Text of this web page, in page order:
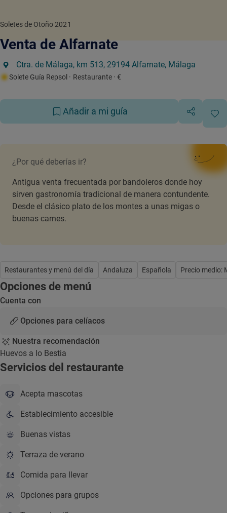
Soletes de Otoño 2021
Venta de Alfarnate
Ctra. de Málaga, km 513, 29194 Alfarnate, Málaga
Solete Guía Repsol · Restaurante · €
Añadir a mi guía
¿Por qué deberías ir?
Antigua venta frecuentada por bandoleros donde hoy
sirven gastronomía tradicional de manera contundente.
Desde el clásico plato de los montes a unas migas o
buenas carnes.
Restaurantes y menú del día Andaluza Española Precio medio:
Opciones de menú
Cuenta con
Opciones para celíacos
Nuestra recomendación
Huevos a lo Bestia
Servicios del restaurante
Acepta mascotas
Establecimiento accesible
Buenas vistas
Terraza de verano
Comida para llevar
Opciones para grupos